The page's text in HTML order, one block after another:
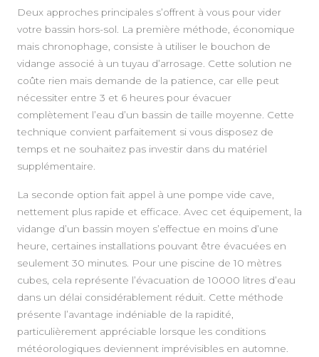
Deux approches principales s’offrent à vous pour vider
votre bassin hors-sol. La première méthode, économique
mais chronophage, consiste à utiliser le bouchon de
vidange associé à un tuyau d’arrosage. Cette solution ne
coûte rien mais demande de la patience, car elle peut
nécessiter entre 3 et 6 heures pour évacuer
complètement l’eau d’un bassin de taille moyenne. Cette
technique convient parfaitement si vous disposez de
temps et ne souhaitez pas investir dans du matériel
supplémentaire.
La seconde option fait appel à une pompe vide cave,
nettement plus rapide et efficace. Avec cet équipement, la
vidange d’un bassin moyen s’effectue en moins d’une
heure, certaines installations pouvant être évacuées en
seulement 30 minutes. Pour une piscine de 10 mètres
cubes, cela représente l’évacuation de 10000 litres d’eau
dans un délai considérablement réduit. Cette méthode
présente l’avantage indéniable de la rapidité,
particulièrement appréciable lorsque les conditions
météorologiques deviennent imprévisibles en automne.